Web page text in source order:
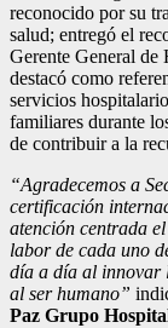
reconocido por su
salud; entregó el
Gerente General
destacó como
servicios
familiares durante
de contribuir a la
“Agradecemos a
certificación
atención centrada
labor de cada uno
día a día al innovar
al ser humano”
Paz Grupo